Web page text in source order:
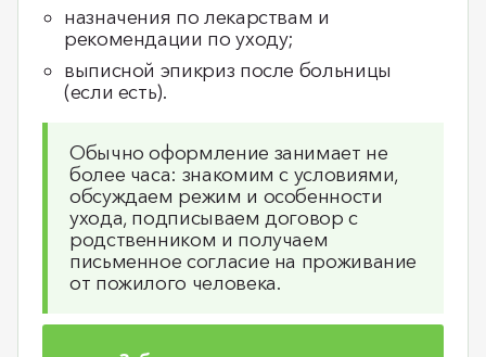
назначения по лекарствам и
рекомендации по уходу;
выписной эпикриз после больницы
(если есть).
Обычно оформление занимает не
более часа: знакомим с условиями,
обсуждаем режим и особенности
ухода, подписываем договор с
родственником и получаем
письменное согласие на проживание
от пожилого человека.